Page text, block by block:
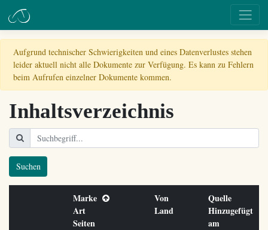
Aufgrund technischer Schwierigkeiten und eines Datenverlustes stehen
leider aktuell nicht alle Dokumente zur Verfügung. Es kann zu Fehlern
beim Aufrufen einzelner Dokumente kommen.
Inhaltsverzeichnis
Suchen
Marke
Art
Seiten
Von
Land
Quelle
Hinzugefügt
am